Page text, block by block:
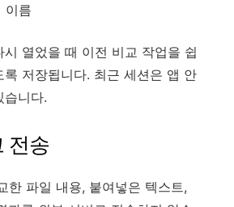
이름
열었을 때 이전 비교 작업을 쉽
록 저장됩니다. 최근 세션은 앱 안
습니다.
전송
한 파일 내용, 붙여넣은 텍스트,